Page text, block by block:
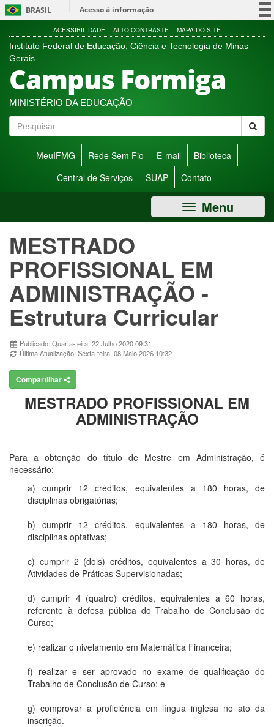
direto
menu
BRASIL
Acesso à informação
Participe
Serviços
ACESSIBILIDADE ALTO CONTRASTE MAPA DO SITE
Instituto Federal de Educação, Ciência e Tecnologia de Minas
Gerais
Campus Formiga
MINISTÉRIO DA EDUCAÇÃO
e
s
r
MeuIFMG Rede Sem Fio E-mail
Biblioteca
Central de Serviços
SUAP Contato
Menu
MESTRADO
PROFISSIONAL EM
ADMINISTRAÇÃO -
Estrutura Curricular
Publicado: Quarta-feira, 22 Julho 2020 09:31
Última Atualização: Sexta-feira, 08 Maio 2026 10:32
Compartilhar
MESTRADO PROFISSIONAL EM
ADMINISTRAÇÃO
Para a obtenção do título de Mestre em Administração, é
necessário:
a) cumprir 12 créditos, equivalentes a 180 horas, de
disciplinas obrigatórias;
b) cumprir 12 créditos, equivalentes a 180 horas, de
disciplinas optativas;
c) cumprir 2 (dois) créditos, equivalentes a 30 horas, de
Atividades de Práticas Supervisionadas;
d) cumprir 4 (quatro) créditos, equivalentes a 60 horas,
referente à defesa pública do Trabalho de Conclusão de
Curso;
e) realizar o nivelamento em Matemática Financeira;
f) realizar e ser aprovado no exame de qualificação do
Trabalho de Conclusão de Curso; e
g) comprovar a proficiência em língua inglesa no ato da
inscrição.